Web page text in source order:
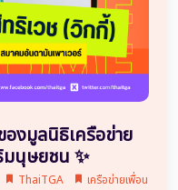
งมูลนิธิเครือข่าย
มนุษยชน ✨
ThaiTGA
เครือข่ายเพื่อน